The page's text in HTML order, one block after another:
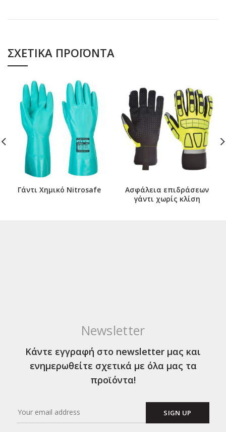
ΣΧΕΤΙΚΆ ΠΡΟΪΌΝΤΑ
Γάντι Χημικό Nitrosafe
Ασφάλεια επιδράσεων
γάντι χωρίς κλίση
Newsletter
Κάντε εγγραφή στο newsletter μας και
ενημερωθείτε σχετικά με όλα μας τα
προϊόντα!